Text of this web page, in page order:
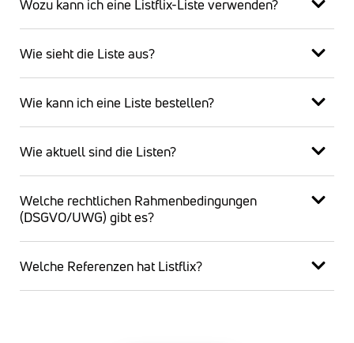
Wozu kann ich eine Listflix-Liste verwenden?
Wie sieht die Liste aus?
Wie kann ich eine Liste bestellen?
Wie aktuell sind die Listen?
Welche rechtlichen Rahmenbedingungen
(DSGVO/UWG) gibt es?
Welche Referenzen hat Listflix?